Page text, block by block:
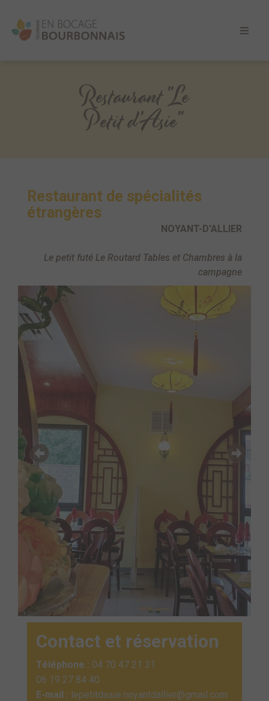
Restaurant "Le
Petit d'Asie"
Restaurant de spécialités
étrangères
NOYANT-D'ALLIER
Le petit futé Le Routard Tables et Chambres à la
campagne
Contact et réservation
Téléphone : 04 70 47 21 31
06 19 27 84 40
E-mail : lepetitdasie.noyantdallier@gmail.com